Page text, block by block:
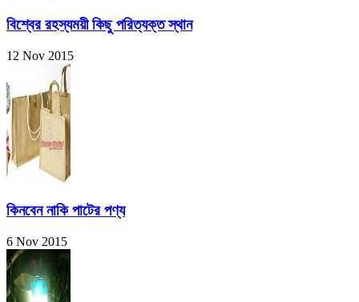
বিশ্বের রহস্যময়ী কিছু পরিত্যক্ত স্থান
12 Nov 2015
কিনবেন নাকি পাটের পণ্য
6 Nov 2015